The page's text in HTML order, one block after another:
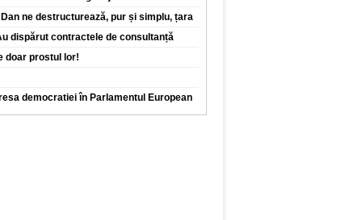
ne destructurează, pur și simplu, țara
dispărut contractele de consultanță
doar prostul lor!
democratiei în Parlamentul European